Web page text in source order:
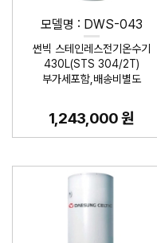
모델명 : DWS-043
썬빅 스테인레스전기온수기
430L(STS 304/2T)
부가세포함,배송비별도
1,243,000 원